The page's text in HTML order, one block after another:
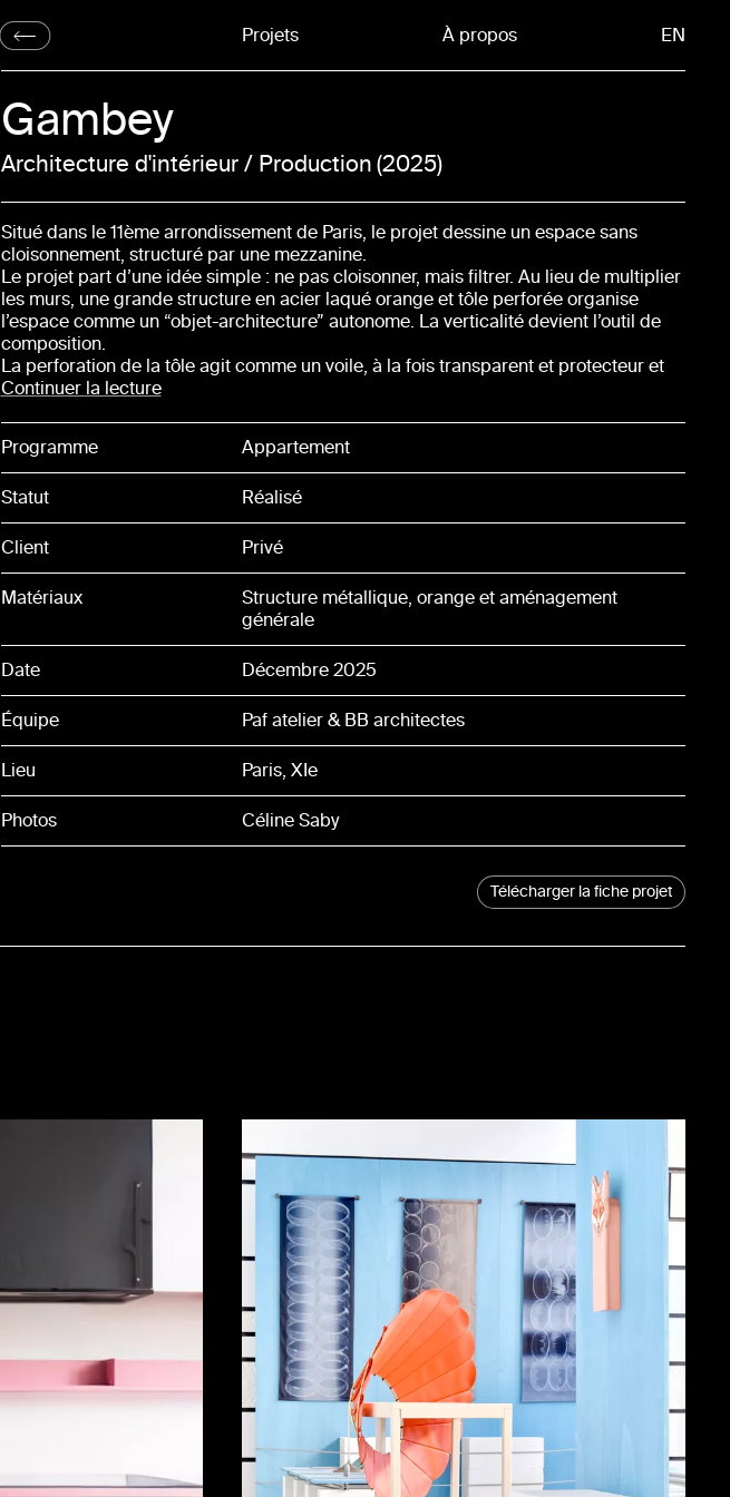
Projets À propos EN
GLISH
Gambey
Architecture d'intérieur / Production 2025
Situé dans le 11ème arrondissement de Paris, le projet dessine un espace sans
cloisonnement, structuré par une mezzanine.
Le projet part d’une idée simple : ne pas cloisonner, mais filtrer. Au lieu de multiplier
les murs, une grande structure en acier laqué orange et tôle perforée organise
l’espace comme un “objet-architecture” autonome. La verticalité devient l’outil de
composition.
La perforation de la tôle agit comme un voile, à la fois transparent et protecteur et
laisse passer la lumière. La couleur — un orange franc — crée une signalétique
volume plus intime se délimite par une suite de rideaux, la zone de vie reste ouverte
et lumineuse.
Continuer la lecture
Programme Appartement
Statut Réalisé
Client Privé
Matériaux
Structure métallique, orange et aménagement
générale
Date Décembre 2025
Équipe Paf atelier & BB architectes
Lieu Paris, XIe
Photos Céline Saby
Télécharger la fiche projet